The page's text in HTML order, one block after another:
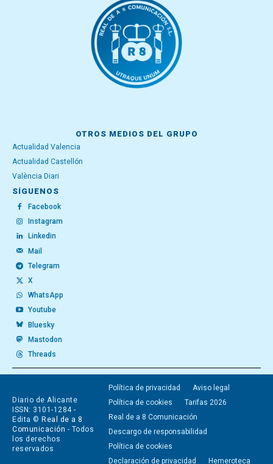
OTROS MEDIOS DEL GRUPO
Actualidad Valencia
Actualidad Castellón
València Diari
SÍGUENOS
Facebook
Instagram
Linkedin
Mail
Telegram
X
WhatsApp
Youtube
Bluesky
Mastodon
Threads
Diario de Alicante
ISSN: 3101-1284 -
Edita © Real de a 8
Comunicación - Todos
los derechos
reservados
Política de privacidad
Aviso legal
Política de cookies
Tarifas 2026
Real de a 8 Comunicación
Descargo de responsabilidad
Política de cookies
Declaración de privacidad
Hemeroteca